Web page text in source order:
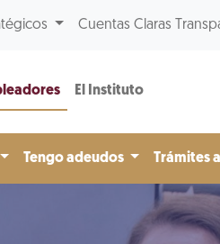
Cuentas Claras
El Instituto
Tengo adeudos Trámites